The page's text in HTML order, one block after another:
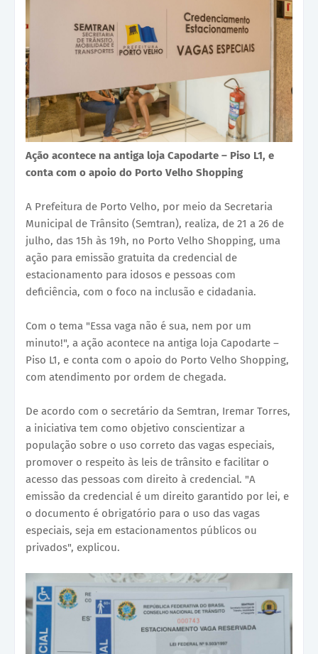
Ação acontece na antiga loja Capodarte – Piso L1, e
conta com o apoio do Porto Velho Shopping
A Prefeitura de Porto Velho, por meio da Secretaria
Municipal de Trânsito (Semtran), realiza, de 21 a 26 de
julho, das 15h às 19h, no Porto Velho Shopping, uma
ação para emissão gratuita da credencial de
estacionamento para idosos e pessoas com
deficiência, com o foco na inclusão e cidadania.
Com o tema "Essa vaga não é sua, nem por um
minuto!", a ação acontece na antiga loja Capodarte –
Piso L1, e conta com o apoio do Porto Velho Shopping,
com atendimento por ordem de chegada.
De acordo com o secretário da Semtran, Iremar Torres,
a iniciativa tem como objetivo conscientizar a
população sobre o uso correto das vagas especiais,
promover o respeito às leis de trânsito e facilitar o
acesso das pessoas com direito à credencial. "A
emissão da credencial é um direito garantido por lei, e
o documento é obrigatório para o uso das vagas
especiais, seja em estacionamentos públicos ou
privados", explicou.